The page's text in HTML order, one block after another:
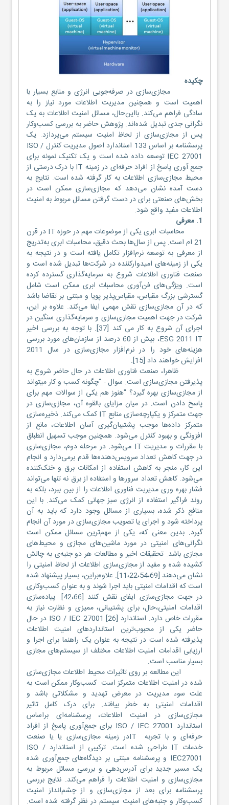
چکیده
مجازی‌سازی در صرفه‌جویی انرژی و منابع بسیار با
اهمیت است و همچنین مدیریت اطلاعات مورد نیاز را به
سادگی فراهم می‌کند. بااین‌حال، مسائل امنیت اطلاعات به یک
نگرانی جدی تبدیل شده‌اند. پژوهش حاضر به بررسی کسب‌وکار
پس از مجازی‌سازی از لحاظ امنیت سیستم می‌پردازد. یک
پرسشنامه بر اساس 133 استاندارد اصول مدیریت کنترل ISO /
IEC 27001 توسعه داده شده است و یک تکنیک نمونه برای
جمع آوری پاسخ از افراد حرفه‌ای در زمینه IT با درک درستی از
محیط مجازی‌سازی اطلاعات به کار گرفته شده است. نتایج به
دست آمده نشان می‌دهد که مجازی‌سازی ممکن است در
بخش‌های صنعتی برای در دست گرفتن مسائل مربوط به امنیت
اطلاعات مفید واقع شود.
1. معرفی
محاسبات ابری یکی از موضوعات مهم در حوزه IT در قرن
21 ام است. پس از سال‌ها بحث دقیق، محاسبات ابری به‌تدریج
از معرفی به توسعه نرم‌افزار تکامل یافته است و در نتیجه به
یکی از زمینه‌های امیدوارکننده در شرکت‌ها تبدیل شده است و
صنعت فناوری اطلاعات شروع به سرمایه‌گذاری گسترده کرده
است. ویژگی‌های فن‌آوری محاسبات ابری ممکن است شامل
گسترشی بزرگ مقیاس، مقیاس‌پذیر پویا و مبتنی بر تقاضا باشد
که در آن مجازی‌سازی نقش مهمی ایفا می‌کند. علاوه بر این،
شرکت در جهت اهمیت مجازی‌سازی و سرمایه‌گذاری سنگین در
اجرای آن شروع به کار می کند [37]. با توجه به بررسی اخیر
ESG 2011 IT، بیش از 60 درصد از سازمان‌های مورد بررسی
هزینه‌های خود را در نرم‌افزار مجازی‌سازی در سال 2011
افزایش خواهند داد [15].
ظاهرا، صنعت فناوری اطلاعات در حال حاضر شروع به
پذیرفتن مجازی‌سازی است. سوال - "چگونه کسب و کار می‎تواند
از مجازی‌سازی بهره گیرد؟ "هنوز هم یکی از سوالات مهم برای
پاسخ دادن است. در میان مزایای بالقوه آن، مجازی‌سازی در
جهت متمرکز و یکپارچه‌سازی منابع IT کمک می‌کند. ذخیره‌سازی
متمرکز داده‌ها موجب پشتیبان‌گیری آسان اطلاعات، مانع از
افزونگی و بهبود کنترل می‌شود. همچنین موجب تسهیل انطباق
با مقررات و مدیریت IT می‌شود. در مرحله دوم، مجازی‌سازی
در جهت کاهش تعداد سرویس‌دهنده‌ها قدم برمی‌دارد و انجام
این کار، منجر به کاهش استفاده از امکانات برق و خنک‌کننده
می‌شود. کاهش تعداد سرورها و استفاده از برق نه تنها می‌تواند
فشار بهره وری مدیریت فناوری اطلاعات را از بین ببرد، بلکه به
روند فراگیر استفاده از انرژی سبز جهانی کمک می‌کند. با این
منافع ذکر شده، بسیاری از مسائل وجود دارد که باید به آن
پرداخته شود و اجرای یا تصویب مجازی‌سازی در مورد آن انجام
گیرد. بدین معنی که، یکی از مهم‌ترین مسائل ممکن است
نگرانی‌های امنیتی در مورد ماشین‌های مجازی و محیط‌های
مجازی باشد. تحقیقات اخیر و مطالعات هر دو جنبه‌ی به چالش
کشیده شده و مفید از مجازی‌سازی اطلاعات از لحاظ امنیتی را
نشان می‌دهند [11،22،54،69]. علاوه‌براین، بسیار پیشنهاد شده
است که اقدامات امنیتی باید اجرا شوند و به عنوان کسب‌وکاری
در جهت مجازی‌سازی ایفای نقش کنند [42،66]. پیاده‌سازی
اقدامات امنیتی،حال، برای پشتیبانی، ممیزی و نظارت نیاز به
مقررات خاص دارد. استاندارد ISO / IEC 27001 [26] در حال
حاضر یکی از محبوب‌ترین استانداردهای امنیت اطلاعات
پذیرفته شده است در نتیجه به عنوان یک راهنما برای اجرا و
ارزیابی اقدامات امنیت اطلاعات مختلف از سیستم‌های مجازی
بسیار مناسب است.
این مطالعه بر روی تاثیرات محیط اطلاعات مجازی‌سازی
شده در امنیت اطلاعات متمرکز است. کسب‌وکار ممکن است به
علت سوء مدیریت در معرض تهدید و مشکلاتی باشد و
اقدامات امنیتی به خطر بیافتد. برای درک کامل تاثیر
مجازی‌سازی در امنیت اطلاعات، پرسشنامه‌ای براساس
استاندارد ISO / IEC 27001 برای جمع‌آوری پاسخ از افراد
حرفه‌ای و با تجربه ITدر زمینه مجازی‌سازی یا یا صنعت
خدمات IT طراحی شده است. ترکیبی از استاندارد ISO /
IEC27001 و پرسشنامه مبتنی بر دیدگاه‌های جمع‌آوری شده
یک مسیر جدید برای آدرس‌دهی و بررسی مسائل مربوط به
مجازی‌سازی و امنیت اطلاعات را فراهم می‌کند. نتایج بررسی
پرسشنامه برای بعد از مجازی‌سازی و از چشم‌انداز امنیت
کسب‌وکار و جنبه‌های امنیت سیستم در نظر گرفته شده است.